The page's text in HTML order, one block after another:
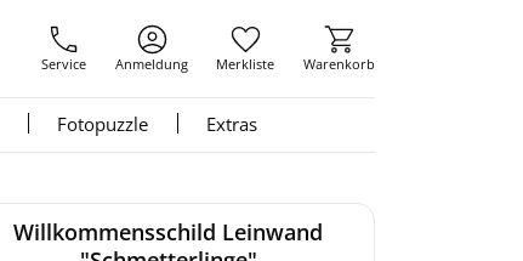
Service Anmeldung Merkliste Warenkorb
Fotopuzzle Extras
Willkommensschild Leinwand